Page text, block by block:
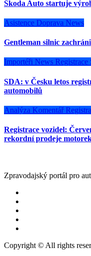
Škoda Auto startuje
Asistence Doprava News
Gentleman silnic
Importéři News Registrace
SDA: v Česku letos
automobilů
Analýza Komentář
Registrace vozidel:
rekordní prodeje
Zpravodajský portál pro
Copyright © All rights